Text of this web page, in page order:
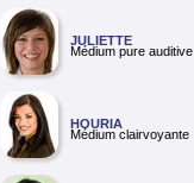
JULIETTE
Médium pure auditive
HOURIA
Médium clairvoyante